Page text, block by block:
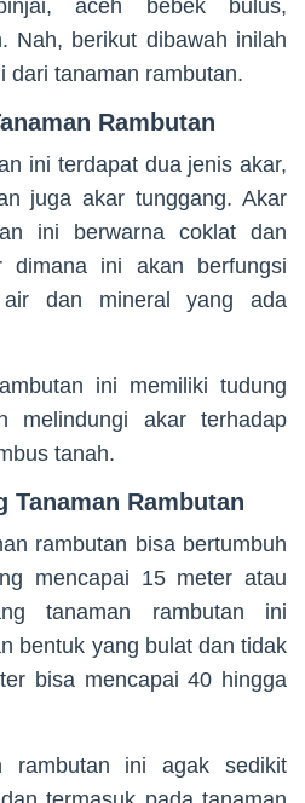
aceh bebek bulus,
Nah, berikut dibawah inilah
dari tanaman rambutan.
Rambutan
ini terdapat dua jenis akar,
juga akar tunggang. Akar
ini berwarna coklat dan
dimana ini akan berfungsi
air dan mineral yang ada
ini memiliki tudung
melindungi akar terhadap
tanah.
Tanaman Rambutan
rambutan bisa bertumbuh
mencapai 15 meter atau
tanaman rambutan ini
bentuk yang bulat dan tidak
bisa mencapai 40 hingga
rambutan ini agak sedikit